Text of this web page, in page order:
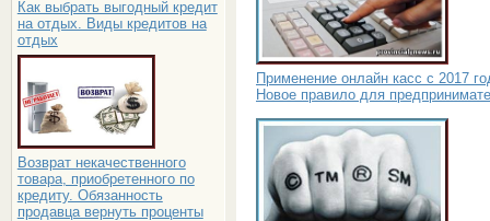
Как выбрать выгодный кредит
на отдых. Виды кредитов на
отдых
Возврат некачественного
товара, приобретенного по
кредиту. Обязанность
продавца вернуть проценты
Применение онлайн касс с 2017
Новое правило для